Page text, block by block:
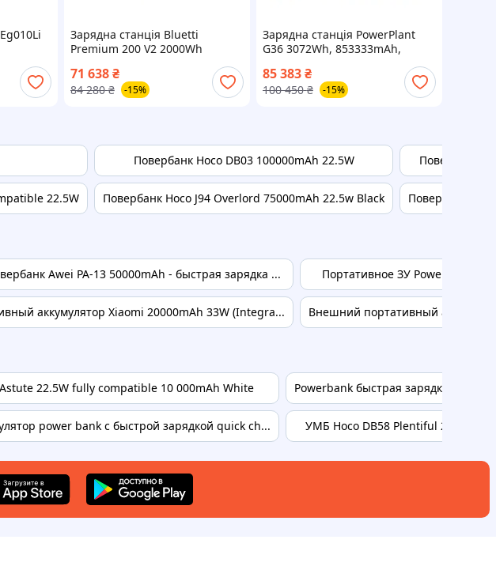
Зарядна станція Bluetti
Premium 200 V2 2000Wh
71 638 ₴
84 280 ₴ -15%
Зарядна станція PowerPlant
G36 3072Wh, 853333mAh,
85 383₴
100 450 ₴ -15%
22.5W
Повербанк Hoco DB03 100000mAh 22.5W
Повербанк Hoco J94 Overlord 75000mAh 22.5w Black
Повербанк
Повербанк
Awei PA-13 50000mAh - быстрая зарядка ...
аккумулятор Xiaomi 20000mAh 33W (Integra...
Портативное ЗУ Power Bank
Внешний портативный
22.5W fully compatible 10 000mAh White
power bank с быстрой зарядкой quick ch...
Powerbank быстрая зарядка для
УМБ Hoco DB58 Plentiful 22.5W